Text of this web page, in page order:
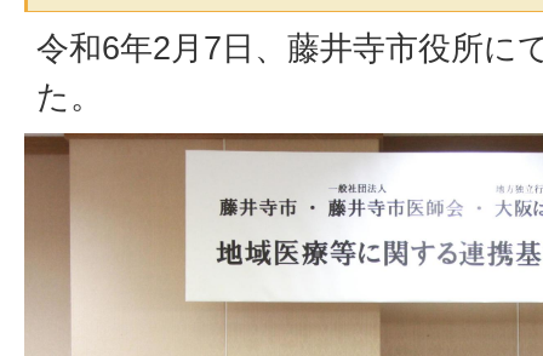
令和6年2月7日、藤井寺市役所に
た。